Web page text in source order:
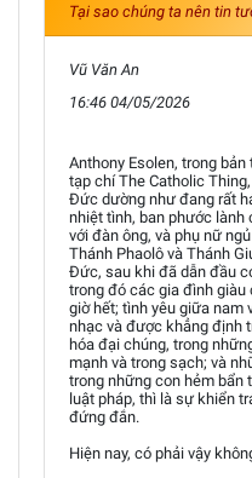
Tại sao chúng ta nên tin
Vũ Văn An
16:46 04/05/2026
Anthony Esolen, trong
tạp chí The Catholic
Đức dường như đang rất
nhiệt tình, ban phước lành
với đàn ông, và phụ nữ
Thánh Phaolô và Thánh
Đức, sau khi đã dẫn đầu
trong đó các gia đình giàu
giờ hết; tình yêu giữa nam
nhạc và được khẳng định
hóa đại chúng, trong
mạnh và trong sạch; và
trong những con hẻm bẩn
luật pháp, thì là sự khiển
đứng đắn.
Hiện nay, có phải vậy